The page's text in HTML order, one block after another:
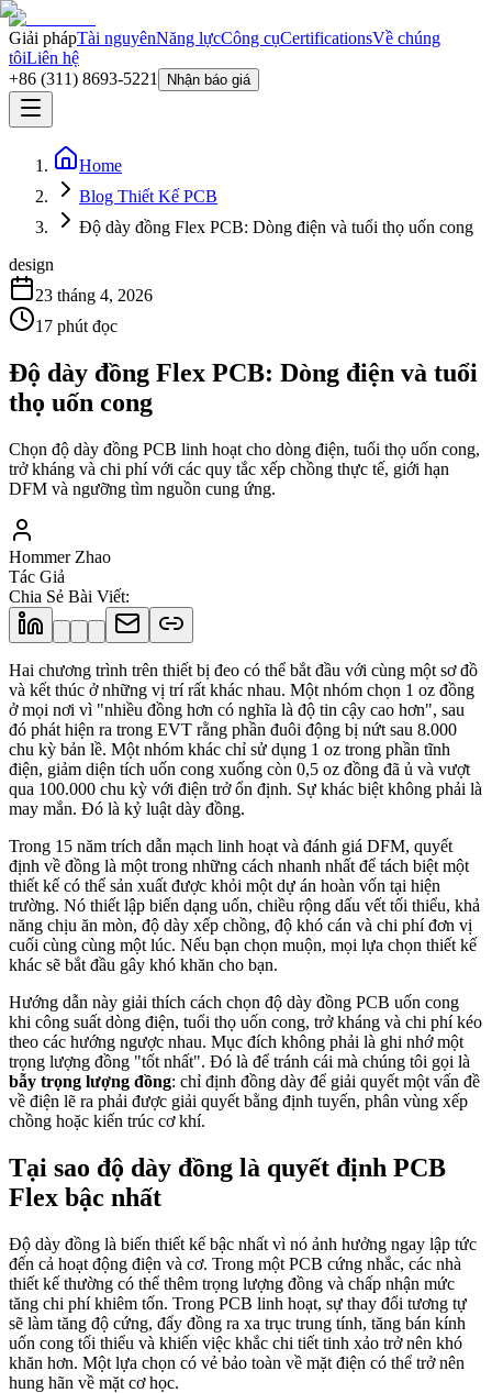
Giải phápTài nguyênNăng lựcCông cụCertificationsVề chúng
tôiLiên hệ
+86 (311) 8693-5221
Nhận báo giá
Home
Blog Thiết Kế PCB
Độ dày đồng Flex PCB: Dòng điện và tuổi thọ uốn cong
design
23 tháng 4, 2026
17 phút đọc
Độ dày đồng Flex PCB: Dòng điện và tuổi
thọ uốn cong
Chọn độ dày đồng PCB linh hoạt cho dòng điện, tuổi thọ uốn cong,
trở kháng và chi phí với các quy tắc xếp chồng thực tế, giới hạn
DFM và ngưỡng tìm nguồn cung ứng.
Hommer Zhao
Tác Giả
Chia Sẻ Bài Viết:
Hai chương trình trên thiết bị đeo có thể bắt đầu với cùng một sơ đồ
và kết thúc ở những vị trí rất khác nhau. Một nhóm chọn 1 oz đồng
ở mọi nơi vì "nhiều đồng hơn có nghĩa là độ tin cậy cao hơn", sau
đó phát hiện ra trong EVT rằng phần đuôi động bị nứt sau 8.000
chu kỳ bản lề. Một nhóm khác chỉ sử dụng 1 oz trong phần tĩnh
điện, giảm diện tích uốn cong xuống còn 0,5 oz đồng đã ủ và vượt
qua 100.000 chu kỳ với điện trở ổn định. Sự khác biệt không phải là
may mắn. Đó là kỷ luật dày đồng.
Trong 15 năm trích dẫn mạch linh hoạt và đánh giá DFM, quyết
định về đồng là một trong những cách nhanh nhất để tách biệt một
thiết kế có thể sản xuất được khỏi một dự án hoàn vốn tại hiện
trường. Nó thiết lập biến dạng uốn, chiều rộng dấu vết tối thiểu, khả
năng chịu ăn mòn, độ dày xếp chồng, độ khó cán và chi phí đơn vị
cuối cùng cùng một lúc. Nếu bạn chọn muộn, mọi lựa chọn thiết kế
khác sẽ bắt đầu gây khó khăn cho bạn.
Hướng dẫn này giải thích cách chọn độ dày đồng PCB uốn cong
khi công suất dòng điện, tuổi thọ uốn cong, trở kháng và chi phí kéo
theo các hướng ngược nhau. Mục đích không phải là ghi nhớ một
trọng lượng đồng "tốt nhất". Đó là để tránh cái mà chúng tôi gọi là
bẫy trọng lượng đồng: chỉ định đồng dày để giải quyết một vấn đề
về điện lẽ ra phải được giải quyết bằng định tuyến, phân vùng xếp
chồng hoặc kiến ​​trúc cơ khí.
Tại sao độ dày đồng là quyết định PCB
Flex bậc nhất
Độ dày đồng là biến thiết kế bậc nhất vì nó ảnh hưởng ngay lập tức
đến cả hoạt động điện và cơ. Trong một PCB cứng nhắc, các nhà
thiết kế thường có thể thêm trọng lượng đồng và chấp nhận mức
tăng chi phí khiêm tốn. Trong PCB linh hoạt, sự thay đổi tương tự
sẽ làm tăng độ cứng, đẩy đồng ra xa trục trung tính, tăng bán kính
uốn cong tối thiểu và khiến việc khắc chi tiết tinh xảo trở nên khó
khăn hơn. Một lựa chọn có vẻ bảo toàn về mặt điện có thể trở nên
hung hãn về mặt cơ học.